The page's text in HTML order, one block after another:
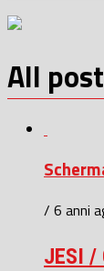
All
/ 6 anni
JESI /